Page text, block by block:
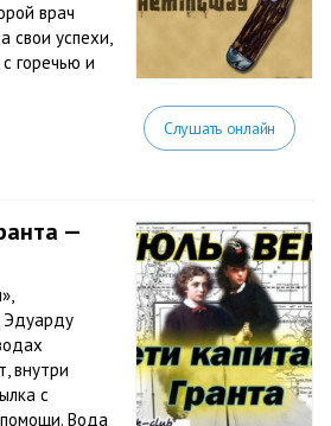
врач
свои успехи,
горечью и
Слушать онлайн
—
внутри
с
Вода